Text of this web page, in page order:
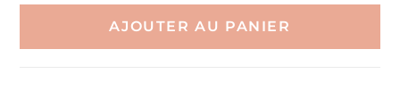
AJOUTER AU PANIER